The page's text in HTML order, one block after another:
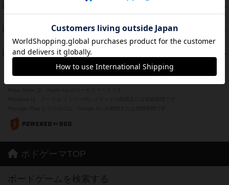
PT
紹介文あり 1件の投稿
PT
スーパーストア3000
37 PT
フリップ７：復讐心とともに
ボドゲーマTOP
ボードゲームを検索する